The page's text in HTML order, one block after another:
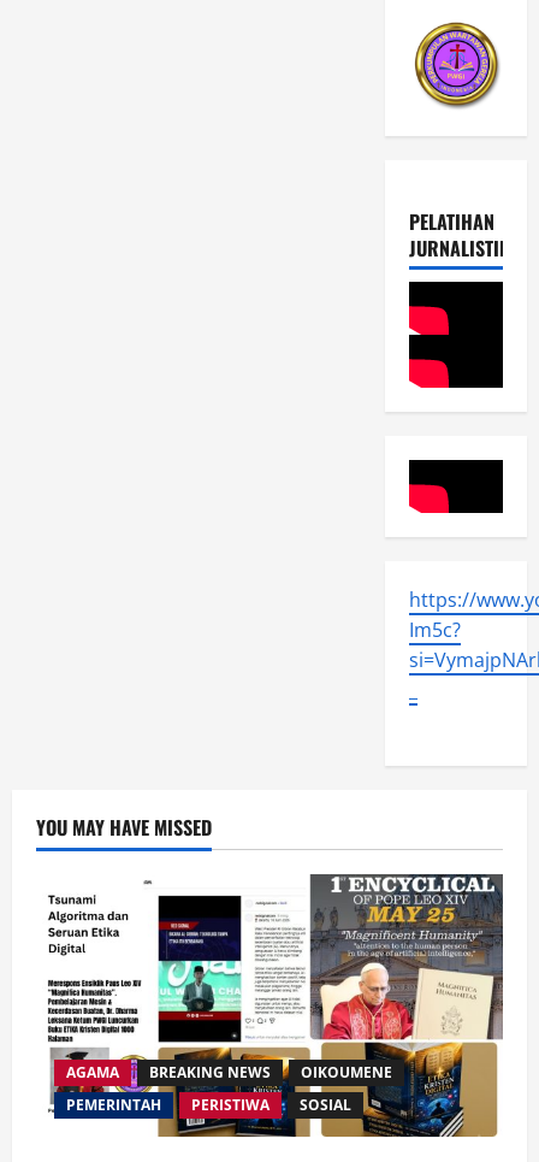
PELATIHAN
JURNALISTIK
https://
Im5c?
YOU MAY HAVE MISSED
AGAMA BREAKING NEWS
OIKOUMENE
PEMERINTAH
PERISTIWA SOSIAL